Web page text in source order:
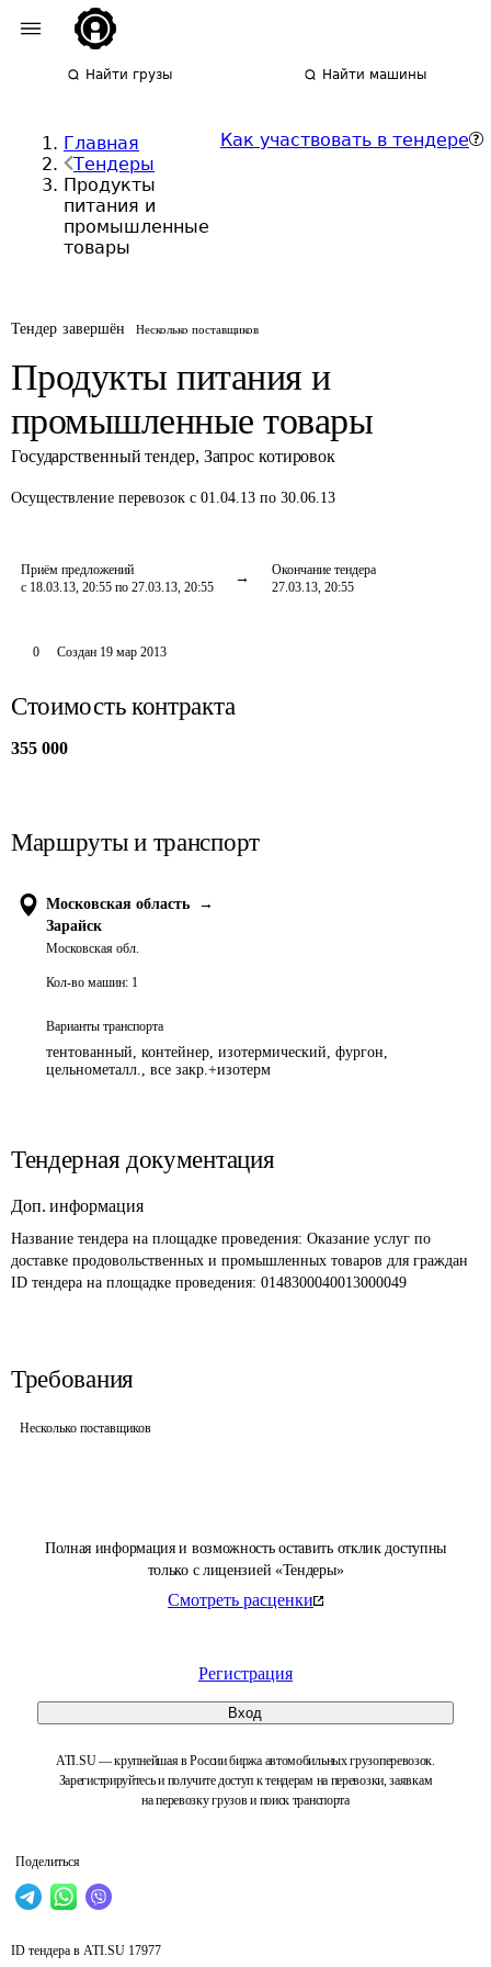
Найти грузы Найти машины
Главная
Тендеры
Продукты
питания и
промышленные
товары
Как участвовать в тендере
Тендер завершён Несколько поставщиков
Продукты питания и
промышленные товары
Государственный тендер, Запрос котировок
Осуществление перевозок с 01.04.13 по 30.06.13
Приём предложений
с 18.03.13, 20:55 по 27.03.13, 20:55
Окончание тендера
27.03.13, 20:55
Полная информация и возможность оставить отклик доступны
только с лицензией «Тендеры»
Смотреть расценки
Регистрация
Вход
ATI.SU — крупнейшая в России биржа автомобильных грузоперевозок.
Зарегистрируйтесь и получите доступ к тендерам на перевозки, заявкам
на перевозку грузов и поиск транспорта
Поделиться
0 Создан 19 мар 2013
Стоимость контракта
355 000
Маршруты и транспорт
Московская область
→
Зарайск
Московская обл.
Кол-во машин: 1
Варианты транспорта
тентованный, контейнер, изотермический, фургон,
цельнометалл., все закр.+изотерм
Тендерная документация
Доп. информация
Название тендера на площадке проведения: Оказание услуг по
доставке продовольственных и промышленных товаров для граждан
ID тендера на площадке проведения: 0148300040013000049
Требования
Несколько поставщиков
ID тендера в ATI.SU 17977